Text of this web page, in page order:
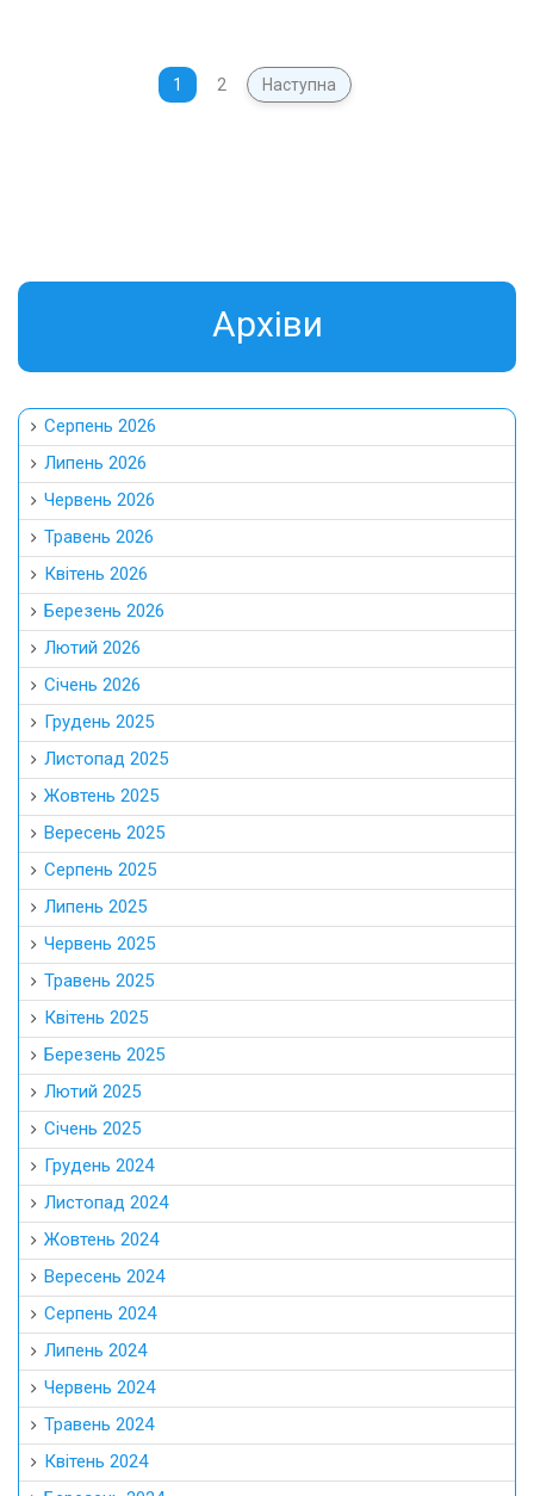
1 2 Наступна
Aрхіви
Серпень 2026
Липень 2026
Червень 2026
Травень 2026
Квітень 2026
Березень 2026
Лютий 2026
Січень 2026
Грудень 2025
Листопад 2025
Жовтень 2025
Вересень 2025
Серпень 2025
Липень 2025
Червень 2025
Травень 2025
Квітень 2025
Березень 2025
Лютий 2025
Січень 2025
Грудень 2024
Листопад 2024
Жовтень 2024
Вересень 2024
Серпень 2024
Липень 2024
Червень 2024
Травень 2024
Квітень 2024